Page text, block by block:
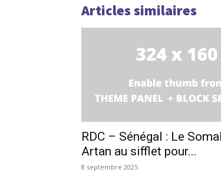
Articles similaires
RDC – Sénégal : Le
Artan au sifflet pour...
8 septembre 2025